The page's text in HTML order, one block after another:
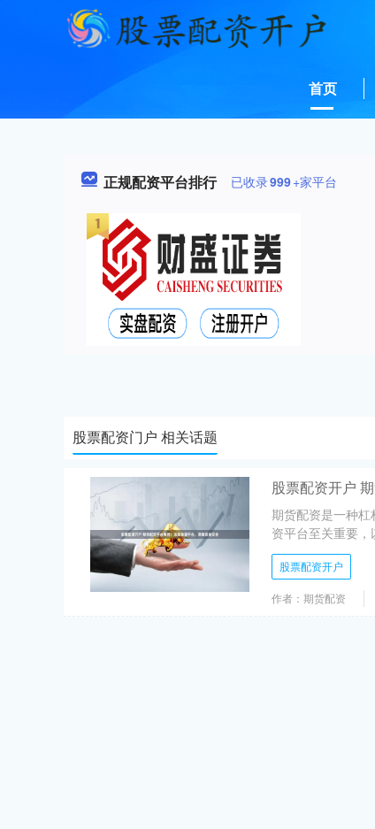
首页
正规配资平台排行 已收录999+家平台
股票配资门户 相关话题
股票配资开户
期货配资是一种
资平台至关重要
股票配资开户
作者：期货配资